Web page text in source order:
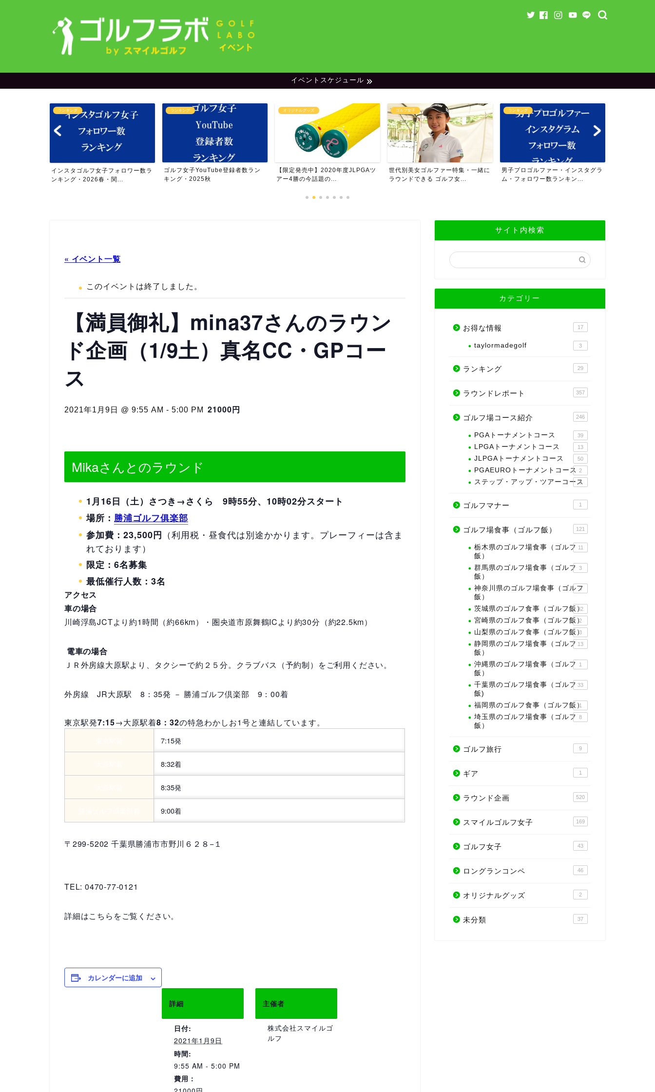
イベントスケジュール
ランキング
インスタゴルフ女子フォロワー数ラ
ンキング・2026春・関...
ランキング
ゴルフ女子YouTube登録者数ラン
キング・2025秋
オリジナルグッズ
【限定発売中】2020年度JLPGAツ
アー4勝の今話題の...
ゴルフ女子
世代別美女ゴルファー特集・一緒に
ラウンドできる ゴルフ女...
ランキング
男子プロゴルファー・インスタグラ
ム・フォロワー数ランキン...
« イベント一覧
このイベントは終了しました。
【満員御礼】mina37さんのラウン
ド企画（1/9土）真名CC・GPコー
ス
2021年1月9日 @ 9:55 AM - 5:00 PM 21000円
Mikaさんとのラウンド
1月16日（土）さつき→さくら 9時55分、10時02分スタート
場所： 勝浦ゴルフ俱楽部
参加費：23,500円 （利用税・昼食代は別途かかります。プレーフィーは含ま
れております）
限定：6名募集
最低催行人数：3名
アクセス
車の場合
川崎浮島JCTより約1時間（約66km）・圏央道市原舞鶴ICより約30分（約22.5km）
電車の場合
ＪＲ外房線大原駅より、タクシーで約２５分。クラブバス（予約制）をご利用ください。
外房線 JR大原駅 8：35発 － 勝浦ゴルフ倶楽部 9：00着
東京駅発7:15→大原駅着8：32の特急わかしお1号と連結しています。
7:15発
8:32着
8:35発
9:00着
〒299-5202 千葉県勝浦市市野川６２８−１
TEL: 0470-77-0121
詳細はこちらをご覧ください。
カレンダーに追加
詳細
日付:
2021年1月9日
時間:
9:55 AM - 5:00 PM
費用：
主催者
株式会社スマイルゴ
ルフ
サイト内検索
カテゴリー
お得な情報 17
taylormadegolf 3
ランキング 29
ラウンドレポート 357
ゴルフ場コース紹介 246
PGAトーナメントコース 39
LPGAトーナメントコース 13
JLPGAトーナメントコース 50
PGAEUROトーナメントコース 2
ステップ・アップ・ツアーコース
3
ゴルフマナー 1
ゴルフ場食事（ゴルフ飯） 121
栃木県のゴルフ場食事（ゴルフ
飯）
11
群馬県のゴルフ場食事（ゴルフ
飯）
3
神奈川県のゴルフ場食事（ゴルフ
飯）
3
茨城県のゴルフ食事（ゴルフ飯）
32
宮崎県のゴルフ食事（ゴルフ飯）
2
山梨県のゴルフ食事（ゴルフ飯）
3
静岡県のゴルフ場食事（ゴルフ
飯）
13
沖縄県のゴルフ場食事（ゴルフ
飯）
1
千葉県のゴルフ場食事（ゴルフ
飯)
33
福岡県のゴルフ食事（ゴルフ飯）1
埼玉県のゴルフ場食事（ゴルフ
飯）
8
ゴルフ旅行 9
ギア 1
ラウンド企画 520
スマイルゴルフ女子 169
ゴルフ女子 43
ロングランコンペ 46
オリジナルグッズ 2
未分類 37